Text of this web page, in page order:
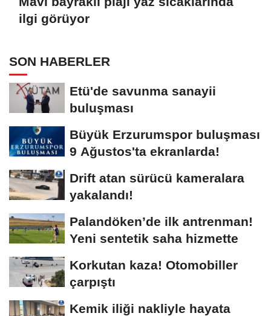
ilgi görüyor
SON HABERLER
Etü'de savunma sanayii
buluşması
Büyük Erzurumspor buluşması
9 Ağustos'ta ekranlarda!
Drift atan sürücü kameralara
yakalandı!
Palandöken’de ilk antrenman!
Yeni sentetik saha hizmette
Korkutan kaza! Otomobiller
çarpıştı
Kemik iliği nakliyle hayata